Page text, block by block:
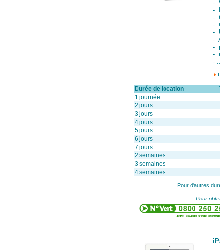
-
-
-
-
-
-
-
-
-
Durée de location
1 journée
2 jours
3 jours
4 jours
5 jours
6 jours
7 jours
2 semaines
3 semaines
4 semaines
Pour d'autres
Pour